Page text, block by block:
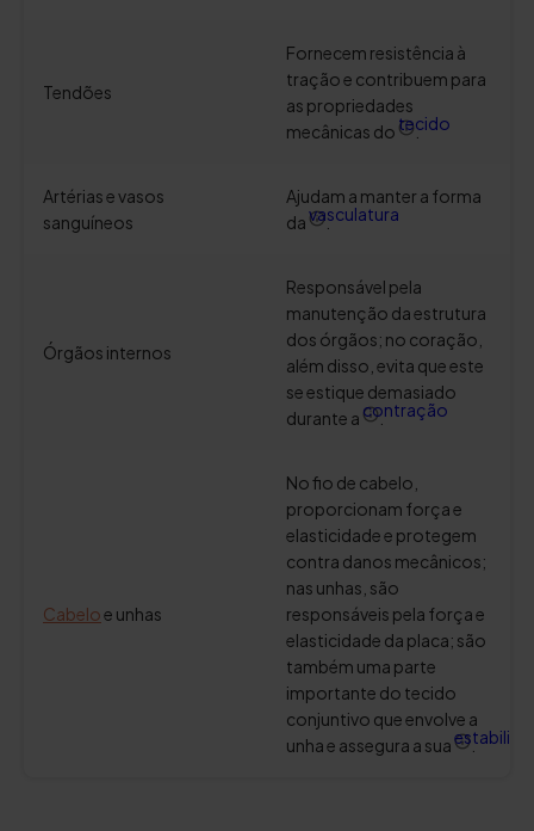
Tendões
Fornecem resistência à
tração e contribuem para
as propriedades
mecânicas do tecido
.
Artérias e vasos
sanguíneos
Ajudam a manter a forma
davasculatura
.
Órgãos internos
Responsável pela
manutenção da estrutura
dos órgãos; no coração,
além disso, evita que este
se estique demasiado
durante a contração
.
Cabeloe unhas
No fio de cabelo,
proporcionam força e
elasticidade e protegem
contra danos mecânicos;
nas unhas, são
responsáveis pela força e
elasticidade da placa; são
também uma parte
importante do tecido
conjuntivo que envolve a
unha e assegura a sua
.